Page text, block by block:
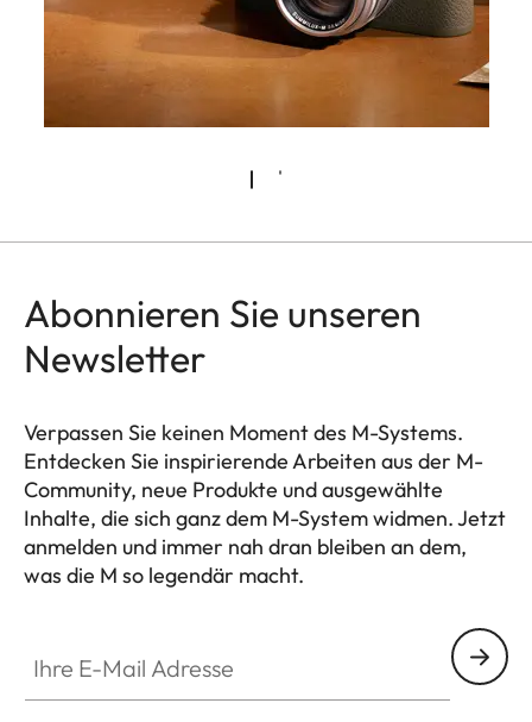
Abonnieren Sie unseren
Newsletter
Verpassen Sie keinen Moment des M-Systems.
Entdecken Sie inspirierende Arbeiten aus der M-
Community, neue Produkte und ausgewählte
Inhalte, die sich ganz dem M-System widmen. Jetzt
anmelden und immer nah dran bleiben an dem,
was die M so legendär macht.